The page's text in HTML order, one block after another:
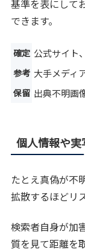
基準を表にして
できます。
確定 公式サイト
参考 大手メディ
保留 出典不明画
個人情報や
たとえ真偽が不
拡散するほどリ
検索者自身が加
質を見て距離を